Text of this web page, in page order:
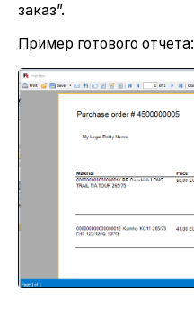
заказ”.
Пример готового отчета: